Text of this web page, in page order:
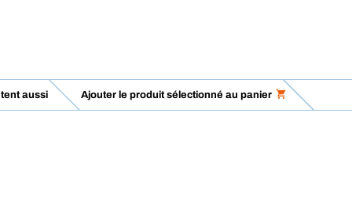
aussi Ajouter le produit sélectionné au panier